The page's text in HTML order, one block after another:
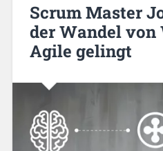
Scrum Master
der Wandel
Agile gelingt